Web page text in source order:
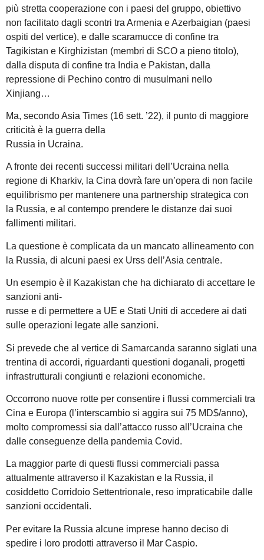
più stretta cooperazione con i paesi del gruppo, obiettivo
non facilitato dagli scontri tra Armenia e Azerbaigian (paesi
ospiti del vertice), e dalle scaramucce di confine tra
Tagikistan e Kirghizistan (membri di SCO a pieno titolo),
dalla disputa di confine tra India e Pakistan, dalla
repressione di Pechino contro di musulmani nello
Xinjiang…
Ma, secondo Asia Times (16 sett. ’22), il punto di maggiore
criticità è la guerra della
Russia in Ucraina.
A fronte dei recenti successi militari dell’Ucraina nella
regione di Kharkiv, la Cina dovrà fare un’opera di non facile
equilibrismo per mantenere una partnership strategica con
la Russia, e al contempo prendere le distanze dai suoi
fallimenti militari.
La questione è complicata da un mancato allineamento con
la Russia, di alcuni paesi ex Urss dell’Asia centrale.
Un esempio è il Kazakistan che ha dichiarato di accettare le
sanzioni anti-
russe e di permettere a UE e Stati Uniti di accedere ai dati
sulle operazioni legate alle sanzioni.
Si prevede che al vertice di Samarcanda saranno siglati una
trentina di accordi, riguardanti questioni doganali, progetti
infrastrutturali congiunti e relazioni economiche.
Occorrono nuove rotte per consentire i flussi commerciali tra
Cina e Europa (l’interscambio si aggira sui 75 MD$/anno),
molto compromessi sia dall’attacco russo all’Ucraina che
dalle conseguenze della pandemia Covid.
La maggior parte di questi flussi commerciali passa
attualmente attraverso il Kazakistan e la Russia, il
cosiddetto Corridoio Settentrionale, reso impraticabile dalle
sanzioni occidentali.
Per evitare la Russia alcune imprese hanno deciso di
spedire i loro prodotti attraverso il Mar Caspio.